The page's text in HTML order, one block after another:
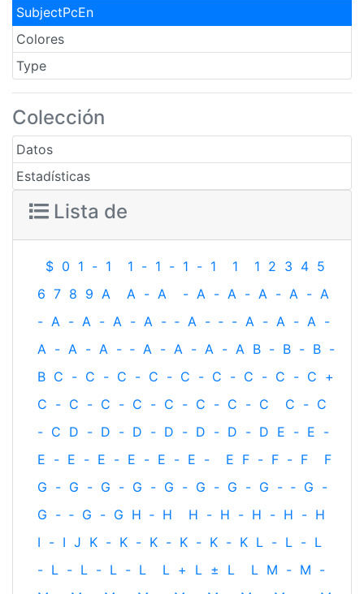
SubjectPcEn
Colores
Type
Colección
Datos
Estadísticas
Lista de
$ 0 1 - 1 1 - 1 - 1 - 1 1 1 2 3 4 5
6 7 8 9 A A - A - A - A - A - A - A
- A - A - A - A - ‐ A - ‐ - A - A - A -
A - A - A - ‐ A - A - A - A B - B - B -
B C - C - C - C - C - C - C - C - C +
C - C - C - C - C - C - C - C C - C
- C D - D - D - D - D - D - D E - E -
E - E - E - E - E - E - E F - F - F
F
G - G - G - G - G - G - G - G - ‐ G -
G - ‐ G - G H ‐ H H - H - H - H - H
I - I J K - K - K - K - K - K L - L - L
- L - L - L - L L + L ± L L M - M -